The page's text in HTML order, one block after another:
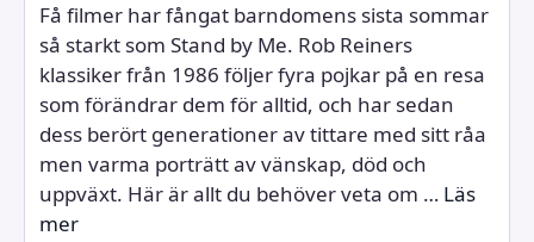
Få filmer har fångat barndomens sista sommar
så starkt som Stand by Me. Rob Reiners
klassiker från 1986 följer fyra pojkar på en resa
som förändrar dem för alltid, och har sedan
dess berört generationer av tittare med sitt råa
men varma porträtt av vänskap, död och
uppväxt. Här är allt du behöver veta om … Läs
mer